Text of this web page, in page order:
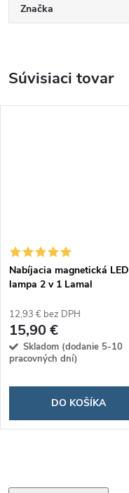
Značka
Súvisiaci tovar
Nabíjacia magnetická LED
lampa 2 v 1 Lamal
12,93 € bez DPH
15,90 €
Skladom (dodanie 5-10
pracovných dní)
DO KOŠÍKA